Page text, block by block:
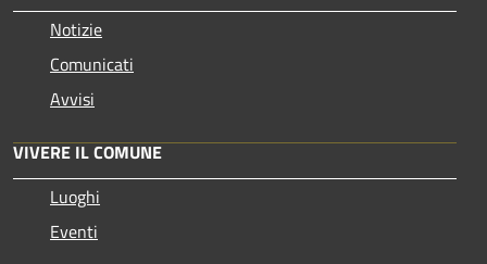
Notizie
Comunicati
Avvisi
VIVERE IL COMUNE
Luoghi
Eventi